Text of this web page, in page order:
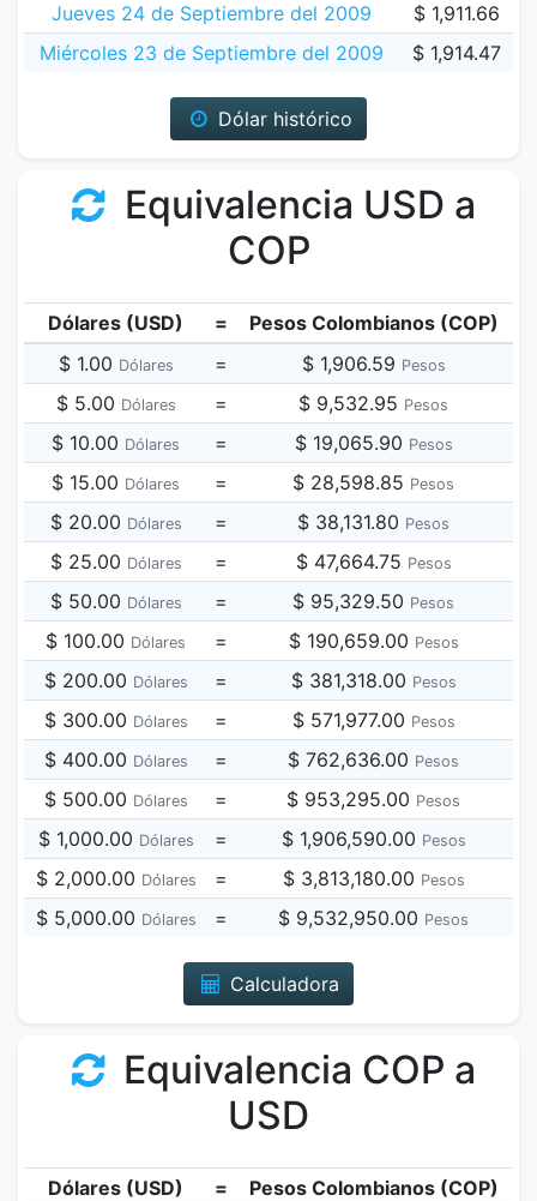
Jueves 24 de Septiembre del 2009
$ 1,911.66
Miércoles 23 de Septiembre del 2009
$ 1,914.47
Dólar histórico
Equivalencia USD a
COP
Dólares (USD) =
Pesos Colombianos (COP)
$ 1.00 Dólares = $ 1,906.59 Pesos
$ 5.00 Dólares = $ 9,532.95 Pesos
$ 10.00 Dólares = $ 19,065.90 Pesos
$ 15.00 Dólares = $ 28,598.85 Pesos
$ 20.00 Dólares = $ 38,131.80 Pesos
$ 25.00 Dólares = $ 47,664.75 Pesos
$ 50.00 Dólares = $ 95,329.50 Pesos
$ 100.00 Dólares = $ 190,659.00 Pesos
$ 200.00 Dólares = $ 381,318.00 Pesos
$ 300.00 Dólares = $ 571,977.00 Pesos
$ 400.00 Dólares = $ 762,636.00 Pesos
$ 500.00 Dólares = $ 953,295.00 Pesos
$ 1,000.00 Dólares = $ 1,906,590.00 Pesos
$ 2,000.00 Dólares = $ 3,813,180.00 Pesos
$ 5,000.00 Dólares = $ 9,532,950.00 Pesos
Calculadora
Equivalencia COP a
USD
Dólares (USD) =
Pesos Colombianos (COP)